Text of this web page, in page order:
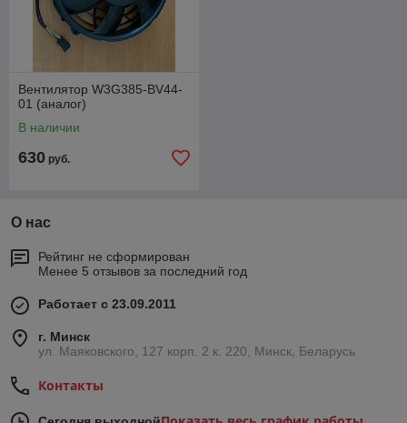
Вентилятор W3G385-BV44-
01 (аналог)
В наличии
630 руб.
О нас
Рейтинг не сформирован
Менее 5 отзывов за последний год
Работает с 23.09.2011
г. Минск
ул. Маяковского, 127 корп. 2 к. 220, Минск, Беларусь
Контакты